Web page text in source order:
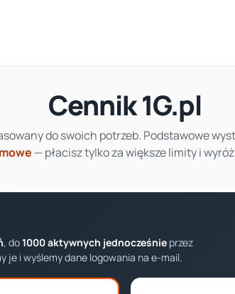
Cennik 1G.pl
do swoich potrzeb. Podstawowe
— płacisz tylko za większe limity i
, do1000 aktywnych jednocześnie przez
je i wyślemy dane logowania na e-mail.